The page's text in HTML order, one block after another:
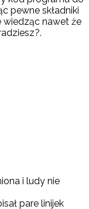
pewne składniki
nawet że
i ludy nie
pare linijek